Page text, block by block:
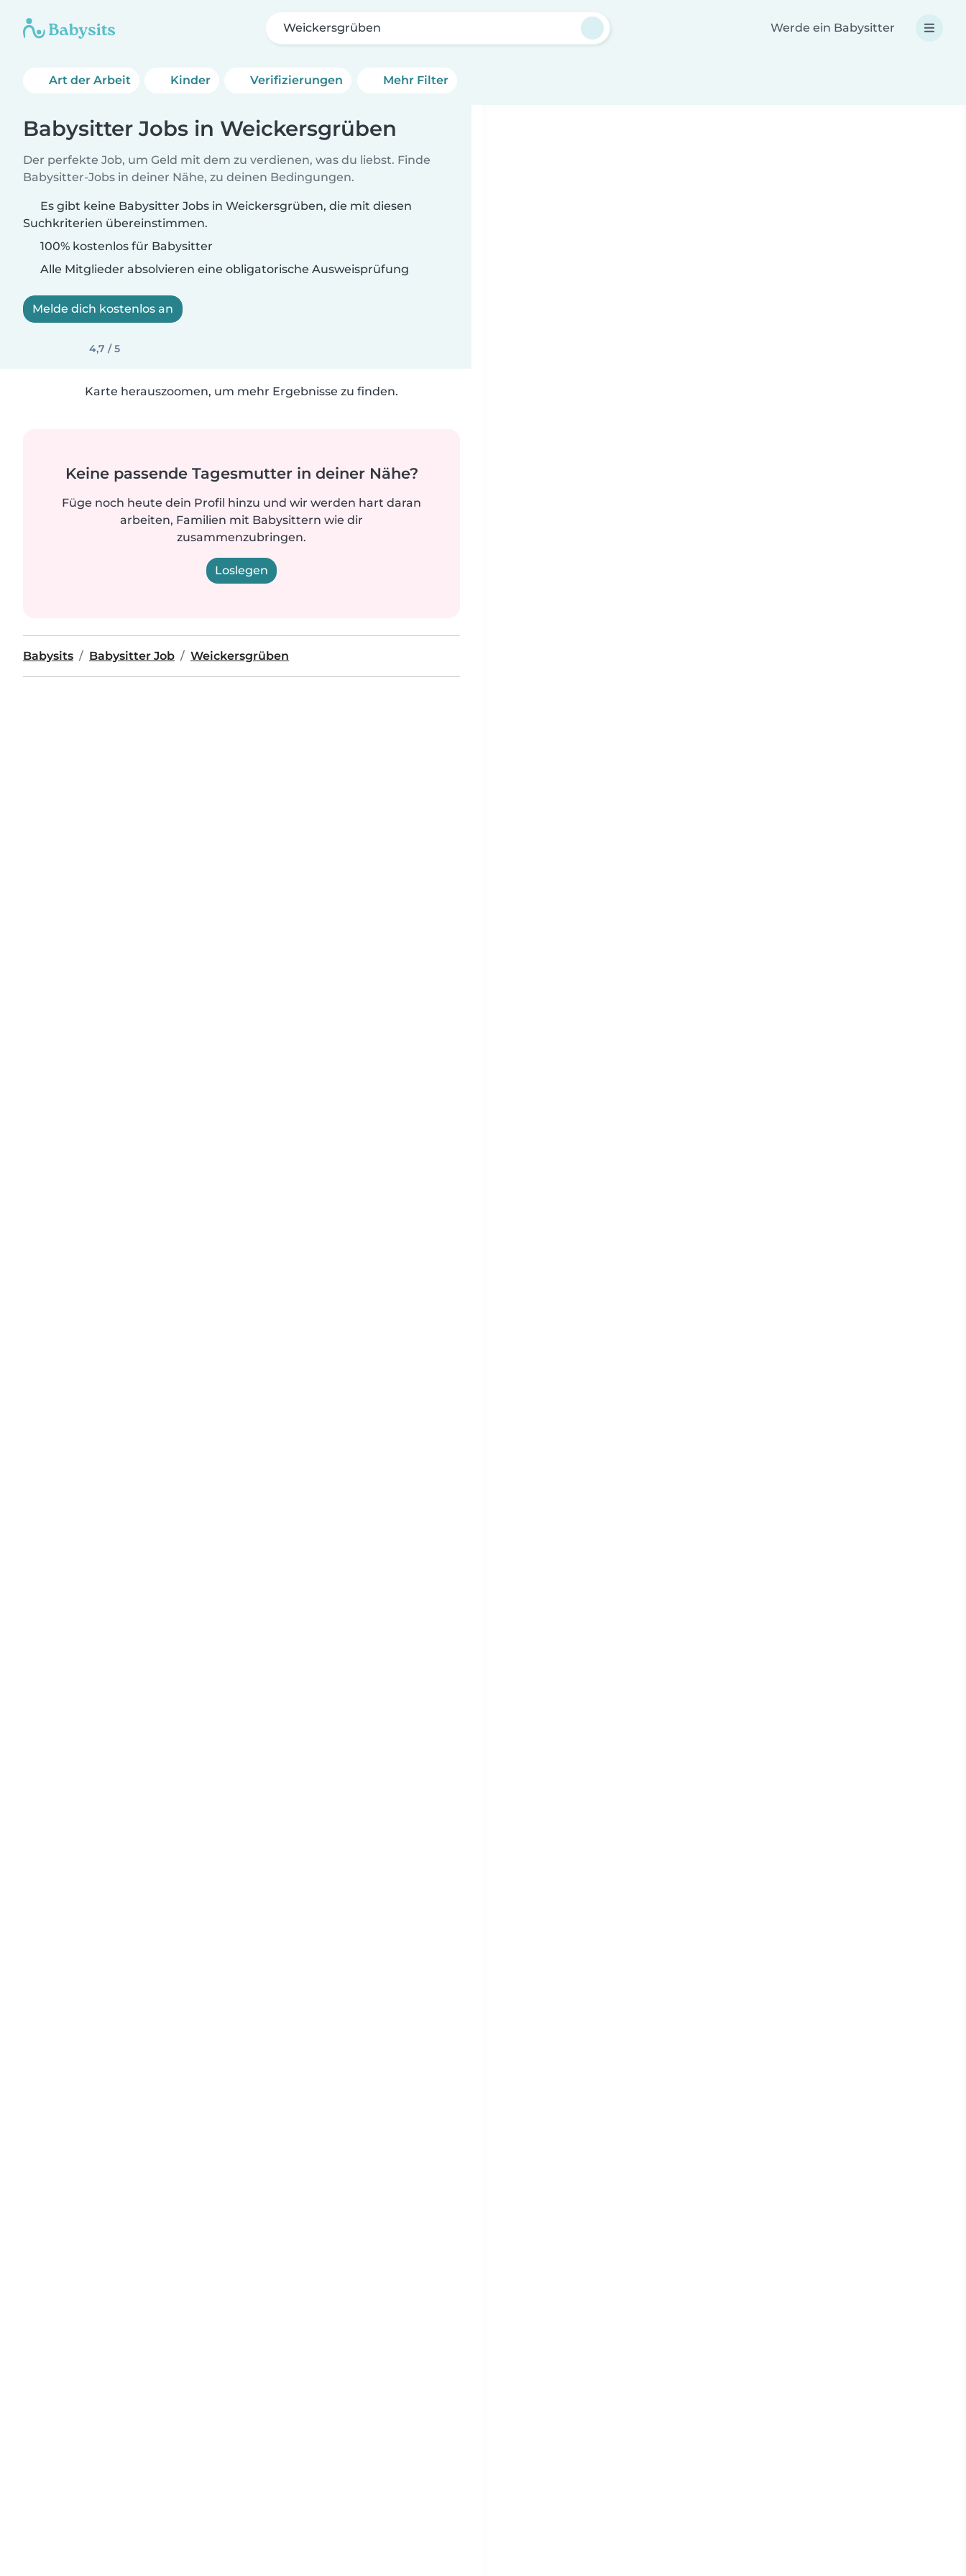
Weickersgrüben Werde ein Babysitter
Art der Arbeit Kinder Verifizierungen Mehr Filter
Babysitter Jobs in Weickersgrüben
Der perfekte Job, um Geld mit dem zu verdienen, was du liebst. Finde
Babysitter-Jobs in deiner Nähe, zu deinen Bedingungen.
Es gibt keine Babysitter Jobs in Weickersgrüben, die mit diesen
Suchkriterien übereinstimmen.
100% kostenlos für Babysitter
Alle Mitglieder absolvieren eine obligatorische Ausweisprüfung
Melde dich kostenlos an
4,7 / 5
Karte herauszoomen, um mehr Ergebnisse zu finden.
Keine passende Tagesmutter in deiner Nähe?
Füge noch heute dein Profil hinzu und wir werden hart daran
arbeiten, Familien mit Babysittern wie dir
zusammenzubringen.
Loslegen
Babysits Babysitter Job Weickersgrüben